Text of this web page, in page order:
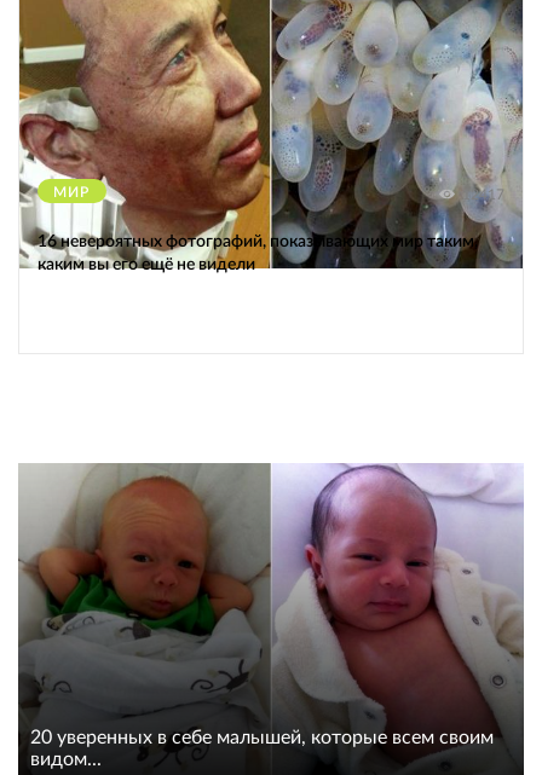
МИР 12417
16 невероятных фотографий, показывающих мир таким,
каким вы его ещё не видели
20 уверенных в себе малышей, которые всем своим
видом...